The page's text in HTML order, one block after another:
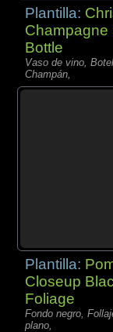
Plantilla:
Champagne
Bottle
Vaso de vino,
Champán,
Plantilla:
Closeup
Foliage
Fondo negro,
plano,